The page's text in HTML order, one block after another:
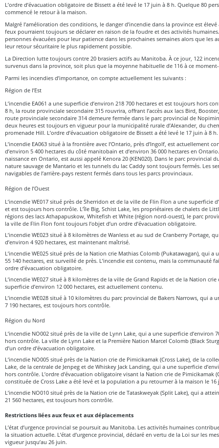
L’ordre d’évacuation obligatoire de Bissett a été levé le 17 juin à 8 h. Quelque 80
commencé le retour à la maison.
Malgré l’amélioration des conditions, le danger d’incendie dans la province est
feux pourraient toujours se déclarer en raison de la foudre et des activités humaines.
personnes évacuées pour leur patience dans les prochaines semaines alors que les
leur retour sécuritaire le plus rapidement possible.
La Direction lutte toujours contre 20 brasiers actifs au Manitoba. À ce jour, 122
survenus dans la province, soit plus que la moyenne habituelle de 116 à ce moment-
Parmi les incendies d’importance, on compte actuellement les suivants :
Région de l’Est
L’incendie EA061 a une superficie d’environ 218 700 hectares et est toujours hors
8 h, la route provinciale secondaire 315 rouvrira, offrant l’accès aux lacs Bird,
route provinciale secondaire 314 demeure fermée dans le parc provincial de
deux heures est toujours en vigueur pour la municipalité rurale d’Alexander, du
promenade Hill. L’ordre d’évacuation obligatoire de Bissett a été levé le 17 juin à 8 h.
L’incendie EA063 situé à la frontière avec l’Ontario, près d’Ingolf, est actuellement
d’environ 5 400 hectares du côté manitobain et d’environ 36 000 hectares en
naissance en Ontario, est aussi appelé Kenora 20 (KEN020). Dans le parc provincial
nature sauvage de Mantario et les tunnels du lac Caddy sont toujours fermés. Les
navigables de l’arrière-pays restent fermés dans tous les parcs provinciaux.
Région de l’Ouest
L’incendie WE017 situé près de Sherridon et de la ville de Flin Flon a une superficie
et est toujours hors contrôle. L’île Big, Schist Lake, les propriétaires de chalets de
régions des lacs Athapapuskow, Whitefish et White (région nord-ouest), le parc
la ville de Flin Flon font toujours l’objet d’un ordre d’évacuation obligatoire.
L’incendie WE023 situé à 8 kilomètres de Wanless et au sud de Cranberry Portage,
d’environ 4 920 hectares, est maintenant maîtrisé.
L’incendie WE025 situé près de la Nation crie Mathias Colomb (Pukatawagan), qui a
55 140 hectares, est surveillé de près. L’incendie est contenu, mais la communauté
ordre d’évacuation obligatoire.
L’incendie WE027 situé à 8 kilomètres de la ville de Grand Rapids et de la Nation
superficie d’environ 12 000 hectares, est actuellement contenu.
L’incendie WE028 situé à 10 kilomètres du parc provincial de Bakers Narrows, qui a
7 190 hectares, est toujours hors contrôle.
Région du Nord
L’incendie NO002 situé près de la ville de Lynn Lake, qui a une superficie d’environ
hors contrôle. La ville de Lynn Lake et la Première Nation Marcel Colomb (Black
d’un ordre d’évacuation obligatoire.
L’incendie NO005 situé près de la Nation crie de Pimicikamak (Cross Lake), de la
Lake, de la centrale de Jenpeg et de Whiskey Jack Landing, qui a une superficie
hors contrôle. L’ordre d’évacuation obligatoire visant la Nation crie de Pimicikamak
constituée de Cross Lake a été levé et la population a pu retourner à la maison le 16
L’incendie NO010 situé près de la Nation crie de Tataskweyak (Split Lake), qui a
21 560 hectares, est toujours hors contrôle.
Restrictions liées aux feux et aux déplacements
L’état d’urgence provincial se poursuit au Manitoba. Les activités humaines
la situation actuelle. L’état d’urgence provincial, déclaré en vertu de la Loi sur les
vigueur jusqu’au 26 juin.